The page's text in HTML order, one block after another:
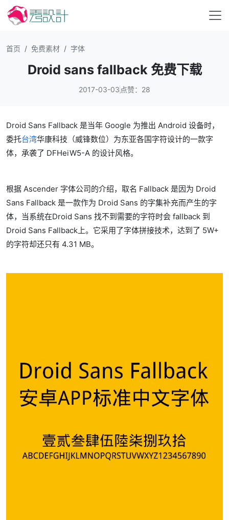
首页 免费素材 字体
Droid sans fallback 免费下载
2017-03-03 点赞：28
Droid Sans Fallback 是当年 Google 为推出 Android 设备时，
委托台湾华康科技（威锋数位）为东亚各国字符设计的一款字
体，承袭了 DFHeiW5-A 的设计风格。
根据 Ascender 字体公司的介绍，取名 Fallback 是因为 Droid
Sans Fallback 是一款作为 Droid Sans 的字集补充而产生的字
体，当系统在Droid Sans 找不到需要的字符时会 fallback 到
Droid Sans Fallback上。它采用了字体拼接技术，达到了 5W+
的字符却还只有 4.31 MB。